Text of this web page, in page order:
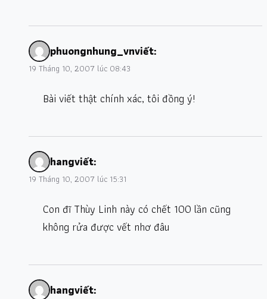
phuongnhung_vnviết:
19 Tháng 10, 2007 lúc 08:43
Bài viết thật chính xác, tôi đồng ý!
hangviết:
19 Tháng 10, 2007 lúc 15:31
Con đĩ Thùy Linh này có chết 100 lần cũng
không rửa được vết nhơ đâu
hangviết: